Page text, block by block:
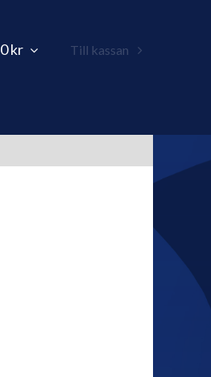
0 kr Till kassan